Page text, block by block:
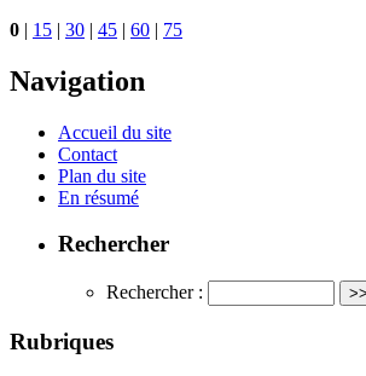
0 | 15 | 30 | 45 | 60 | 75
Navigation
Accueil du site
Contact
Plan du site
En résumé
Rechercher
Rechercher :
Rubriques